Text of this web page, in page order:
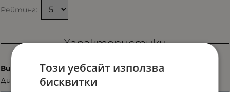
Рейтинг:
Характеристики
Вид
Диоптрични
Този уебсайт използва
бисквитки